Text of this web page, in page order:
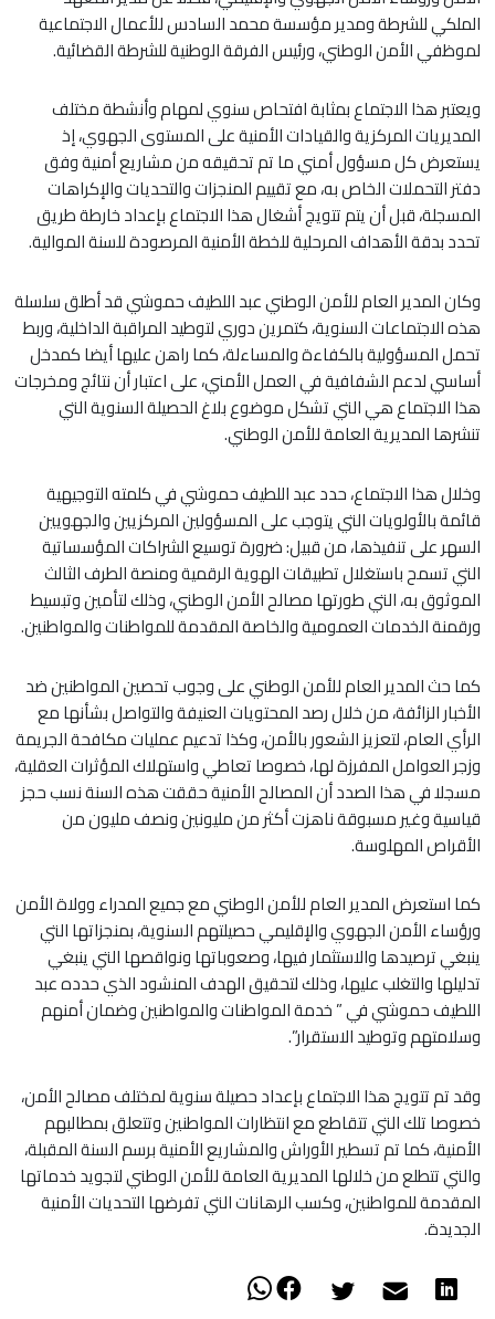
الملكي للشرطة ومدير مؤسسة محمد السادس للأعمال الاجتماعية
لموظفي الأمن الوطني، ورئيس الفرقة الوطنية للشرطة القضائية.
ويعتبر هذا الاجتماع بمثابة افتحاص سنوي لمهام وأنشطة مختلف
المديريات المركزية والقيادات الأمنية على المستوى الجهوي، إذ
يستعرض كل مسؤول أمني ما تم تحقيقه من مشاريع أمنية وفق
دفتر التحملات الخاص به، مع تقييم المنجزات والتحديات والإكراهات
المسجلة، قبل أن يتم تتويج أشغال هذا الاجتماع بإعداد خارطة طريق
تحدد بدقة الأهداف المرحلية للخطة الأمنية المرصودة للسنة الموالية.
وكان المدير العام للأمن الوطني عبد اللطيف حموشي قد أطلق سلسلة
هذه الاجتماعات السنوية، كتمرين دوري لتوطيد المراقبة الداخلية، وربط
تحمل المسؤولية بالكفاءة والمساءلة، كما راهن عليها أيضا كمدخل
أساسي لدعم الشفافية في العمل الأمني، على اعتبار أن نتائج ومخرجات
هذا الاجتماع هي التي تشكل موضوع بلاغ الحصيلة السنوية التي
تنشرها المديرية العامة للأمن الوطني.
وخلال هذا الاجتماع، حدد عبد اللطيف حموشي في كلمته التوجيهية
قائمة بالأولويات التي يتوجب على المسؤولين المركزيين والجهويين
السهر على تنفيذها، من قبيل: ضرورة توسيع الشراكات المؤسساتية
التي تسمح باستغلال تطبيقات الهوية الرقمية ومنصة الطرف الثالث
الموثوق به، التي طورتها مصالح الأمن الوطني، وذلك لتأمين وتبسيط
ورقمنة الخدمات العمومية والخاصة المقدمة للمواطنات والمواطنين.
كما حث المدير العام للأمن الوطني على وجوب تحصين المواطنين ضد
الأخبار الزائفة، من خلال رصد المحتويات العنيفة والتواصل بشأنها مع
الرأي العام، لتعزيز الشعور بالأمن، وكذا تدعيم عمليات مكافحة الجريمة
وزجر العوامل المفرزة لها، خصوصا تعاطي واستهلاك المؤثرات العقلية،
مسجلا في هذا الصدد أن المصالح الأمنية حققت هذه السنة نسب حجز
قياسية وغير مسبوقة ناهزت أكثر من مليونين ونصف مليون من
الأقراص المهلوسة.
كما استعرض المدير العام للأمن الوطني مع جميع المدراء وولاة الأمن
ورؤساء الأمن الجهوي والإقليمي حصيلتهم السنوية، بمنجزاتها التي
ينبغي ترصيدها والاستثمار فيها، وصعوباتها ونواقصها التي ينبغي
تدليلها والتغلب عليها، وذلك لتحقيق الهدف المنشود الذي حدده عبد
اللطيف حموشي في ” خدمة المواطنات والمواطنين وضمان أمنهم
وسلامتهم وتوطيد الاستقرار”.
وقد تم تتويج هذا الاجتماع بإعداد حصيلة سنوية لمختلف مصالح الأمن،
خصوصا تلك التي تتقاطع مع انتظارات المواطنين وتتعلق بمطالبهم
الأمنية، كما تم تسطير الأوراش والمشاريع الأمنية برسم السنة المقبلة،
والتي تتطلع من خلالها المديرية العامة للأمن الوطني لتجويد خدماتها
المقدمة للمواطنين، وكسب الرهانات التي تفرضها التحديات الأمنية
الجديدة.